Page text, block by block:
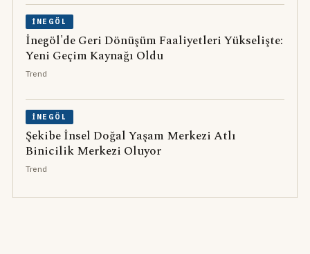
İNEGÖL
İnegöl'de Geri Dönüşüm Faaliyetleri Yükselişte:
Yeni Geçim Kaynağı Oldu
Trend
İNEGÖL
Şekibe İnsel Doğal Yaşam Merkezi Atlı
Binicilik Merkezi Oluyor
Trend